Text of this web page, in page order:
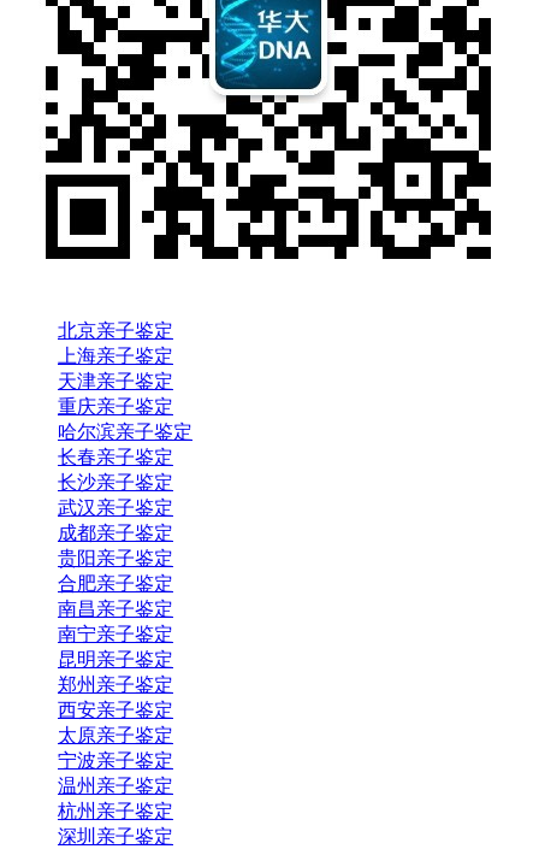
北京亲子鉴定
上海亲子鉴定
天津亲子鉴定
重庆亲子鉴定
哈尔滨亲子鉴定
长春亲子鉴定
长沙亲子鉴定
武汉亲子鉴定
成都亲子鉴定
贵阳亲子鉴定
合肥亲子鉴定
南昌亲子鉴定
南宁亲子鉴定
昆明亲子鉴定
郑州亲子鉴定
西安亲子鉴定
太原亲子鉴定
宁波亲子鉴定
温州亲子鉴定
杭州亲子鉴定
深圳亲子鉴定